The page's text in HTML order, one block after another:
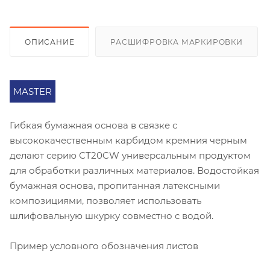
ОПИСАНИЕ РАСШИФРОВКА МАРКИРОВКИ
MASTER
Гибкая бумажная основа в связке с
высококачественным карбидом кремния черным
делают серию СT20CW универсальным продуктом
для обработки различных материалов. Водостойкая
бумажная основа, пропитанная латексными
композициями, позволяет использовать
шлифовальную шкурку совместно с водой.
Пример условного обозначения листов